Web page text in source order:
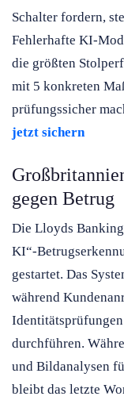
Schalter fordern,
Fehlerhafte KI-
die größten
mit 5 konkreten
prüfungssicher
jetzt sichern
gegen Betrug
Die Lloyds
KI“-
gestartet. Das
während
durchführen.
und Bildanalysen
bleibt das letzte